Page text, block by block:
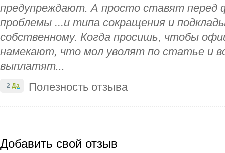
предупреждают. А просто ставят перед
проблемы ...и типа сокращения и
собственному. Когда просишь, чтобы
намекают, что мол уволят по статье и
выплатят...
Полезность отзыва
2 Да
Добавить свой отзыв